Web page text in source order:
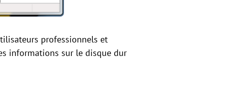
professionnels et
informations sur le disque dur